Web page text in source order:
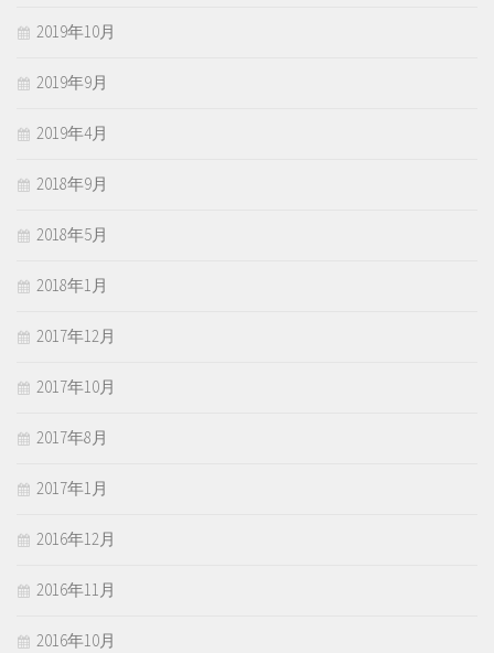
2019年10月
2019年9月
2019年4月
2018年9月
2018年5月
2018年1月
2017年12月
2017年10月
2017年8月
2017年1月
2016年12月
2016年11月
2016年10月